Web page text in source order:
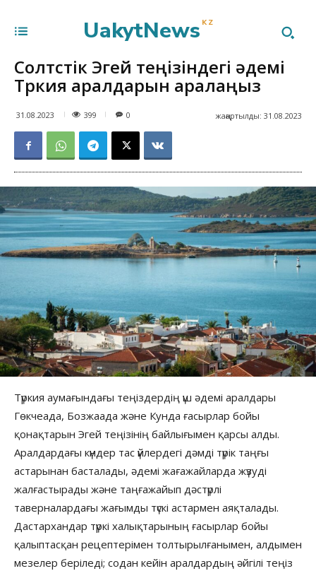
UakytNews KZ
Солтүстік Эгей теңізіндегі әдемі
Түркия аралдарын аралаңыз
31.08.2023 399 жаңартылды: 31.08.2023
0
Түркия аумағындағы теңіздердің үш әдемі аралдары
Гөкчеада, Бозжаада және Кунда ғасырлар бойы
қонақтарын Эгей теңізінің байлығымен қарсы алды.
Аралдардағы күндер тас үйлердегі дәмді түрік таңғы
астарынан басталады, әдемі жағажайларда жүзуді
жалғастырады және таңғажайып дәстүрлі
таверналардағы жағымды түскі астармен аяқталады.
Дастархандар түркі халықтарының ғасырлар бойы
қалыптасқан рецептерімен толтырылғанымен, алдымен
мезелер беріледі; содан кейін аралдардың әйгілі теңіз